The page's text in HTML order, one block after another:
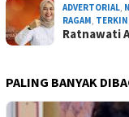
ADVERTORIAL,
RAGAM,
Ratnawati
PALING BANYAK